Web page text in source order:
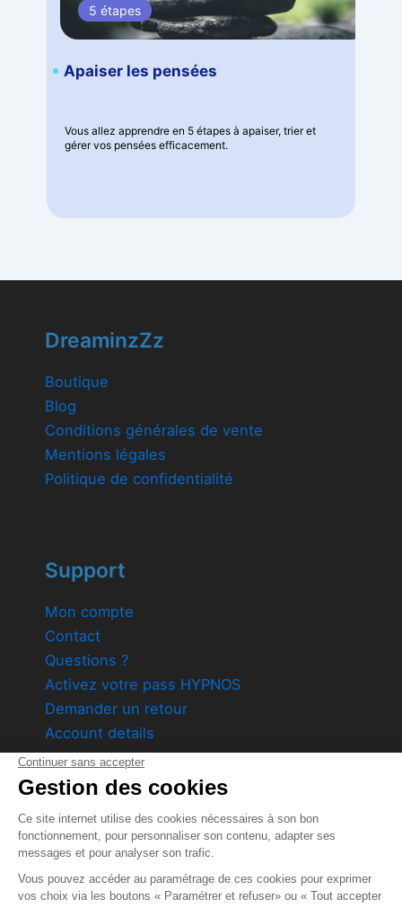
5 étapes
Apaiser les pensées
Vous allez apprendre en 5 étapes à apaiser, trier et
gérer vos pensées efficacement.
DreaminzZz
Boutique
Blog
Conditions générales de vente
Mentions légales
Politique de confidentialité
Support
Mon compte
Contact
Questions ?
Activez votre pass HYPNOS
Demander un retour
Account details
Product by
1589 Avenue des Vertes Rives 84 140 Montfavet
Société par action simplifiée au capital variable de 1
Siret: 80995267400038